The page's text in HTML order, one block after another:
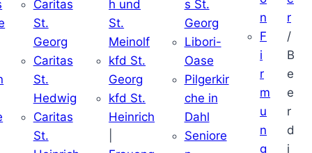
Caritas
St.
Georg
Caritas
St.
Hedwig
Caritas
St.
h und
St.
Meinolf
kfd St.
Georg
kfd St.
Heinrich
s St.
Georg
Libori-
Oase
Pilgerkir
che in
Dahl
Seniore
n
F
i
r
m
u
n
g
r
/
B
e
e
r
d
i